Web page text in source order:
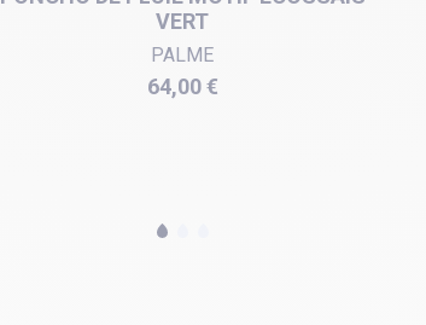
VERT
PALME
Prix
64,00 €